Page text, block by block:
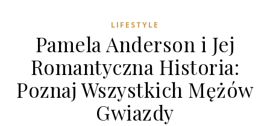
LIFESTYLE
Pamela Anderson i Jej
Romantyczna Historia:
Poznaj Wszystkich Mężów
Gwiazdy